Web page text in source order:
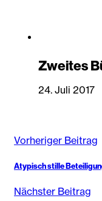
Zweites
24. Juli 2017
Vorheriger Beitrag
Atypisch stille
Nächster Beitrag